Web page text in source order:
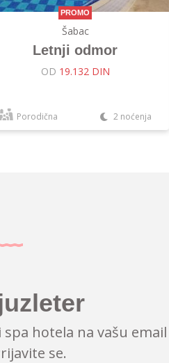
PROMO
Šabac
Letnji odmor
OD 19.132 DIN
Porodična 2 noćenja
hotela na vašu
se.